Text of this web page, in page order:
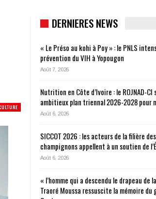
DERNIERES NEWS
« Le Préso au kohi à Poy » : le PNLS
prévention du VIH à Yopougon
Août 7, 2026
Nutrition en Côte d’Ivoire : le ROJNAD-CI
ambitieux plan triennal 2026-2028 pour
Août 6, 2026
SICCOT 2026 : les acteurs de la filière des
champignons appellent à un soutien de
Août 6, 2026
« l’homme qui a descendu le drapeau de
Traoré Moussa ressuscite la mémoire du